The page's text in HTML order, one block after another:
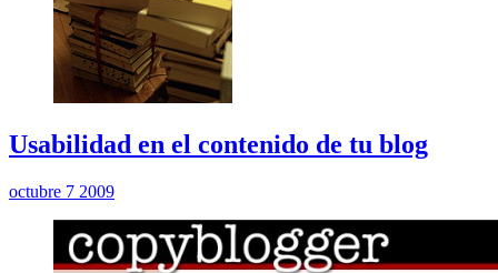
Usabilidad en el contenido de tu blog
octubre 7 2009